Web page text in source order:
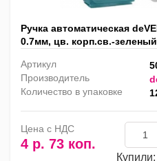
Ручка автоматическая
0.7мм, цв. корп.св.-
Артикул
Производитель
Количество в упаковке
Цена с НДС
4 р. 73 коп.